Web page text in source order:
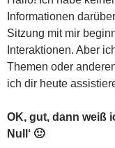
Informationen
Sitzung mit mir
Interaktionen. Aber
Themen oder
ich dir heute
OK, gut, dann weiß
Null‘ 🙂